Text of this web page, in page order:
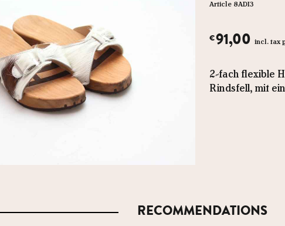
Article 8ADI3
€91,00 incl. tax
2-fach flexible
Rindsfell, mit
RECOMMENDATIONS